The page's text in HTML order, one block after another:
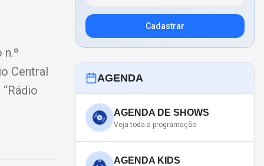
n.º
Central
Cadastrar
AGENDA
AGENDA DE SHOWS
Veja toda a programação
AGENDA KIDS